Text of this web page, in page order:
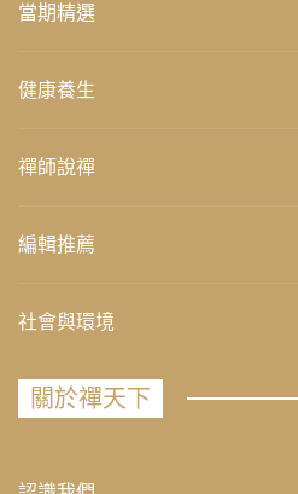
當期精選
健康養生
禪師說禪
編輯推薦
社會與環境
關於禪天下